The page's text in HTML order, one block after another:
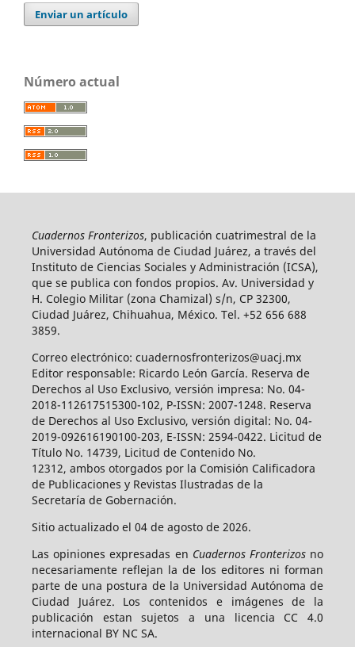
Enviar un artículo
Número actual
Cuadernos Fronterizos, publicación cuatrimestral de la
Universidad Autónoma de Ciudad Juárez, a través del
Instituto de Ciencias Sociales y Administración (ICSA),
que se publica con fondos propios. Av. Universidad y
H. Colegio Militar (zona Chamizal) s/n, CP 32300,
Ciudad Juárez, Chihuahua, México. Tel. +52 656 688
3859.
Correo electrónico: cuadernosfronterizos@uacj.mx
Editor responsable: Ricardo León García. Reserva de
Derechos al Uso Exclusivo, versión impresa: No. 04-
2018-112617515300-102, P-ISSN: 2007-1248. Reserva
de Derechos al Uso Exclusivo, versión digital: No. 04-
2019-092616190100-203, E-ISSN: 2594-0422. Licitud de
Título No. 14739, Licitud de Contenido No.
12312, ambos otorgados por la Comisión Calificadora
de Publicaciones y Revistas Ilustradas de la
Secretaría de Gobernación.
Sitio actualizado el 04 de agosto de 2026.
Las opiniones expresadas en Cuadernos Fronterizosno
necesariamente reflejan la de los editores ni forman
parte de una postura de la Universidad Autónoma de
Ciudad Juárez. Los contenidos e imágenes de la
publicación estan sujetos a una licencia CC 4.0
internacional BY NC SA.